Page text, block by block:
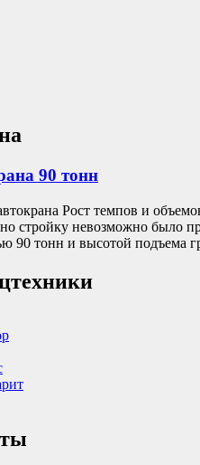
90 тонн
Рост темпов и
стройку невозможно было
90 тонн и высотой подъема